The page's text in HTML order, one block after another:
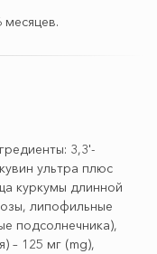
месяцев.
3,3'-
ультра плюс
куркумы длинной
липофильные
подсолнечника),
– 125 мг (mg),